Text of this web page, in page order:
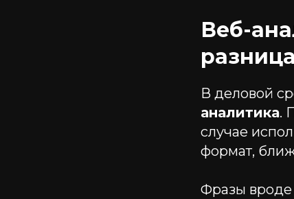
Веб-
В деловой
аналитика.
случае
формат,
Фразы вроде